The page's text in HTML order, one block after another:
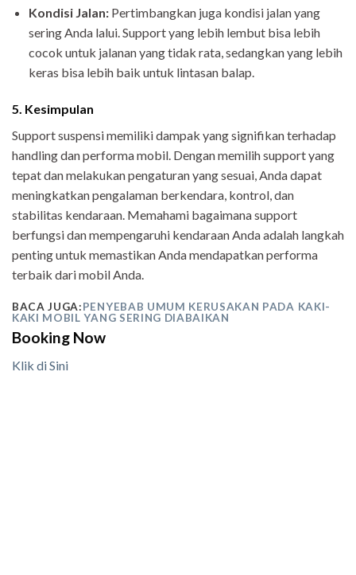
Kondisi Jalan:Pertimbangkan juga kondisi jalan yang
sering Anda lalui. Support yang lebih lembut bisa lebih
cocok untuk jalanan yang tidak rata, sedangkan yang lebih
keras bisa lebih baik untuk lintasan balap.
5. Kesimpulan
Support suspensi memiliki dampak yang signifikan terhadap
handling dan performa mobil. Dengan memilih support yang
tepat dan melakukan pengaturan yang sesuai, Anda dapat
meningkatkan pengalaman berkendara, kontrol, dan
stabilitas kendaraan. Memahami bagaimana support
berfungsi dan mempengaruhi kendaraan Anda adalah langkah
penting untuk memastikan Anda mendapatkan performa
terbaik dari mobil Anda.
BACA JUGA:PENYEBAB UMUM KERUSAKAN PADA KAKI-
KAKI MOBIL YANG SERING DIABAIKAN
Booking Now
Klik di Sini